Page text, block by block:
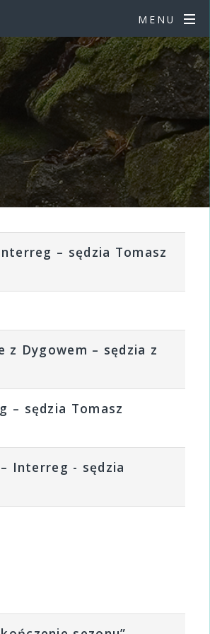
MENU
– sędzia Tomasz
Dygowem – sędzia z
– sędzia Tomasz
Interreg - sędzia